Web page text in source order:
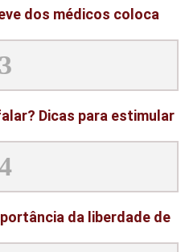
dos médicos coloca
3
Dicas para estimular
da liberdade de